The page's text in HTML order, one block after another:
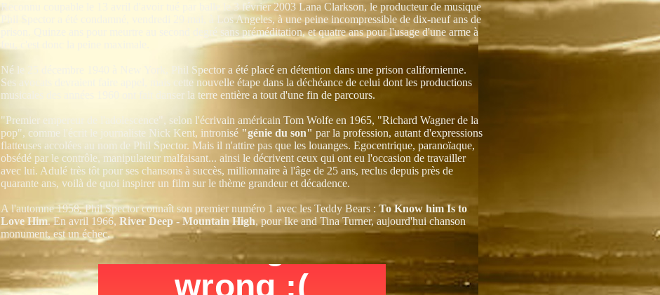
Reconnu coupable le 13 avril d'avoir tué par balle le 3 février 2003 Lana Clarkson, le producteur de musique
Phil Spector a été condamné, vendredi 29 mai, à Los Angeles, à une peine incompressible de dix-neuf ans de
prison. Quinze ans pour meurtre au second degré sans préméditation, et quatre ans pour l'usage d'une arme à
Né le 25 décembre 1940 à New York, Phil Spector a été placé en détention dans une prison californienne.
Ses avocats devraient faire appel, mais cette nouvelle étape dans la déchéance de celui dont les productions
musicales des années 1960 ont fait danser la terre entière a tout d'une fin de parcours.
"Premier empereur de l'adolescence", selon l'écrivain américain Tom Wolfe en 1965, "Richard Wagner de la
pop", comme l'écrit le journaliste Nick Kent, intronisé "génie du son" par la profession, autant d'expressions
flatteuses accolées au nom de Phil Spector. Mais il n'attire pas que les louanges. Egocentrique, paranoïaque,
obsédé par le contrôle, manipulateur malfaisant... ainsi le décrivent ceux qui ont eu l'occasion de travailler
avec lui. Adulé très tôt pour ses chansons à succès, millionnaire à l'âge de 25 ans, reclus depuis près de
quarante ans, voilà de quoi inspirer un film sur le thème grandeur et décadence.
A l'automne 1958, Phil Spector connaît son premier numéro 1 avec les Teddy Bears : To Know him Is to
Love Him. En avril 1966, River Deep - Mountain High, pour Ike and Tina Turner, aujourd'hui chanson
monument, est un échec.